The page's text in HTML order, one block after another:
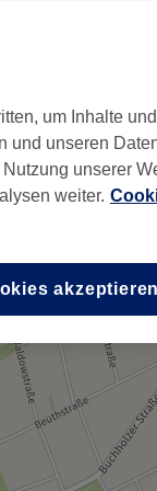
um Inhalte
und unseren
unserer
weiter.
akzeptieren